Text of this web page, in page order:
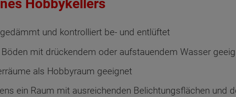
Hobbykellers
und kontrolliert be- und entlüftet
mit drückendem oder aufstauendem Wasser
als Hobbyraum geeignet
ein Raum mit ausreichenden Belichtungsflächen und